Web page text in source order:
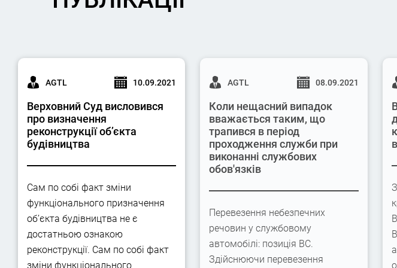
AGTL 10.09.2021
Верховний Суд висловився
про визначення
реконструкції об’єкта
будівництва
Сам по собі факт зміни
функціонального призначення
об’єкта будівництва не є
достатньою ознакою
реконструкції. Сам по собі факт
зміни функціонального
AGTL 08.09.2021
Коли нещасний випадок
вважається таким, що
трапився в період
проходження служби при
виконанні службових
обов'язків
Перевезення небезпечних
речовин у службовому
автомобілі: позиція ВС.
Здійснюючи перевезення